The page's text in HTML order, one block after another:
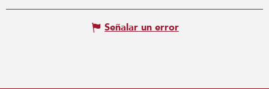
Señalar un error